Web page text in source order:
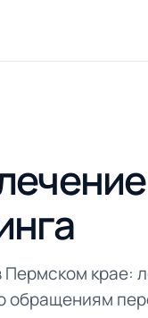
крае:
обращениям